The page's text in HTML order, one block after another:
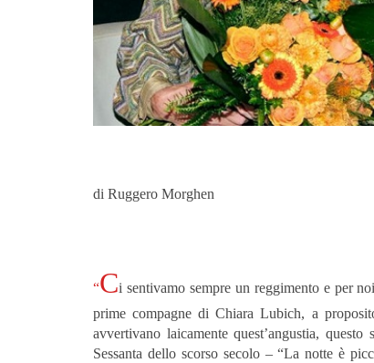
di Ruggero Morghen
“Ci sentivamo sempre un reggimento e per
prime compagne di Chiara Lubich, a
avvertivano laicamente quest’angustia,
Sessanta dello scorso secolo – “La notte è